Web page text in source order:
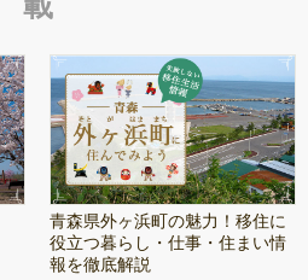
青森県外ヶ浜町の魅力！移住に
役立つ暮らし・仕事・住まい情
報を徹底解説